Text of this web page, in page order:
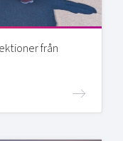
från